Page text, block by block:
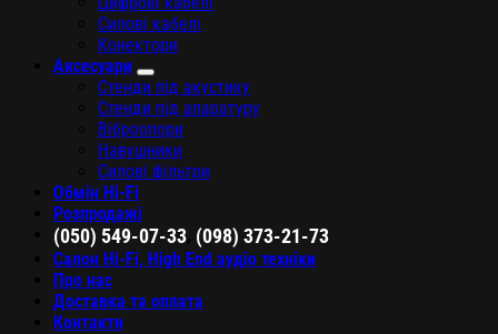
Силові кабелі
Конектори
Аксесуари
Стенди під акустику
Стенди під апаратуру
Віброопори
Навушники
Силові фільтри
Обмін Hi-Fi
Розпродажі
(050) 549-07-33 (098) 373-21-73
Салон Hi-Fi, High End аудіо техніки
Про нас
Доставка та оплата
Контакти